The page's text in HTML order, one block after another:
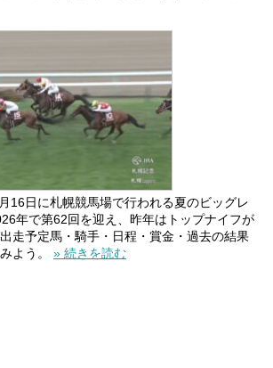
16日に札幌競馬場で行われる夏のビッグレ
年で第62回を迎え、昨年はトップナイフが
走予定馬・騎手・日程・賞金・過去の結果
よう。 » 続きを読む